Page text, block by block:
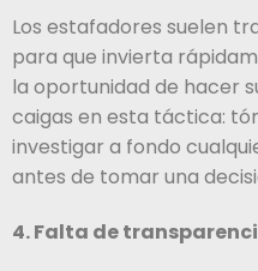
Los estafadores suelen
para que invierta
la oportunidad de hacer
caigas en esta táctica:
investigar a fondo
antes de tomar una
4. Falta de